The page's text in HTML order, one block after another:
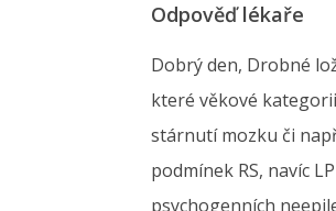
Odpověď lékaře
Dobrý den, Drobné
které věkové
stárnutí mozku či
podmínek RS, navíc
psychogenních